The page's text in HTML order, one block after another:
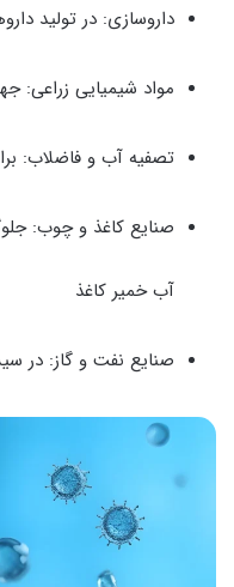
داروسازی: در تولید
مواد شیمیایی زراعی:
تصفیه آب و فاضلاب:
صنایع کاغذ و چوب:
آب خمیر کاغذ
صنایع نفت و گاز: در